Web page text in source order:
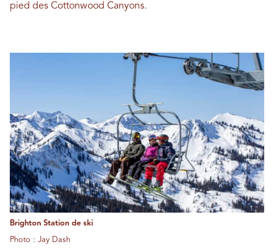
pied des Cottonwood Canyons.
Brighton Station de ski
Photo : Jay Dash